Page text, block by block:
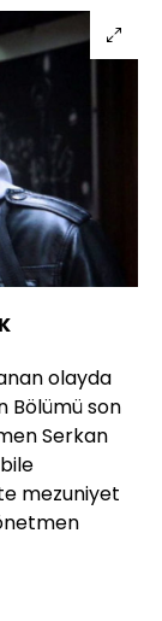
olayda
Bölümü son
Serkan
mezuniyet